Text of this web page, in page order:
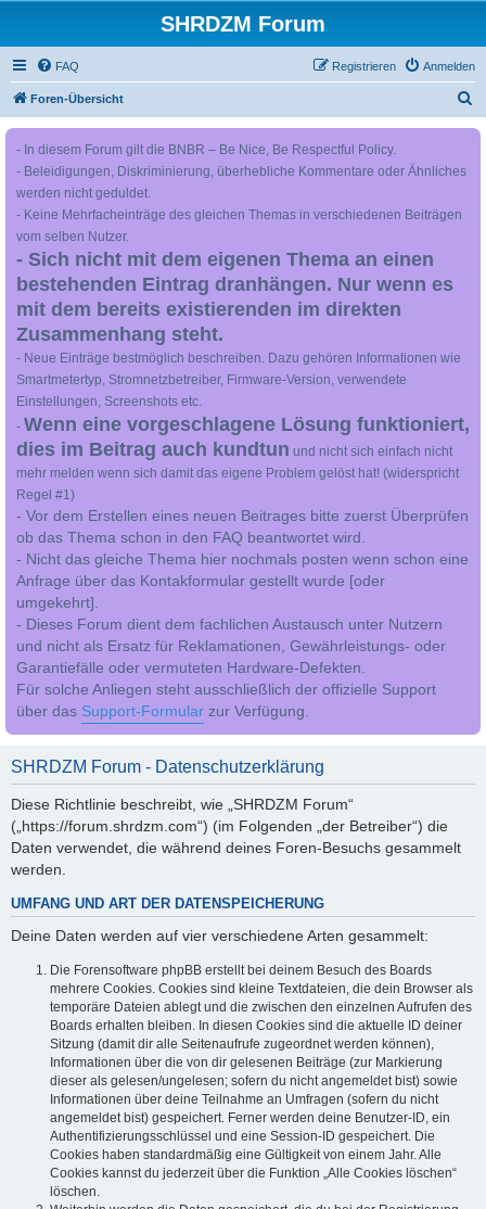
SHRDZM Forum
FAQ Anmelden
Registrieren
Foren-Übersicht
- In diesem Forum gilt die BNBR – Be Nice, Be Respectful Policy.
- Beleidigungen, Diskriminierung, überhebliche Kommentare oder Ähnliches
werden nicht geduldet.
- Keine Mehrfacheinträge des gleichen Themas in verschiedenen Beiträgen
vom selben Nutzer.
- Sich nicht mit dem eigenen Thema an einen
bestehenden Eintrag dranhängen. Nur wenn es
mit dem bereits existierenden im direkten
Zusammenhang steht.
- Neue Einträge bestmöglich beschreiben. Dazu gehören Informationen wie
Smartmetertyp, Stromnetzbetreiber, Firmware-Version, verwendete
Einstellungen, Screenshots etc.
- Wenn eine vorgeschlagene Lösung funktioniert,
dies im Beitrag auch kundtun und nicht sich einfach nicht
mehr melden wenn sich damit das eigene Problem gelöst hat! (widerspricht
Regel #1)
- Vor dem Erstellen eines neuen Beitrages bitte zuerst Überprüfen
ob das Thema schon in den FAQ beantwortet wird.
- Nicht das gleiche Thema hier nochmals posten wenn schon eine
Anfrage über das Kontakformular gestellt wurde [oder
umgekehrt].
- Dieses Forum dient dem fachlichen Austausch unter Nutzern
und nicht als Ersatz für Reklamationen, Gewährleistungs- oder
Garantiefälle oder vermuteten Hardware-Defekten.
Für solche Anliegen steht ausschließlich der offizielle Support
über das Support-Formular zur Verfügung.
SHRDZM Forum - Datenschutzerklärung
Diese Richtlinie beschreibt, wie „SHRDZM Forum“
(„https://forum.shrdzm.com“) (im Folgenden „der Betreiber“) die
Daten verwendet, die während deines Foren-Besuchs gesammelt
werden.
UMFANG UND ART DER DATENSPEICHERUNG
Deine Daten werden auf vier verschiedene Arten gesammelt:
Die Forensoftware phpBB erstellt bei deinem Besuch des Boards
mehrere Cookies. Cookies sind kleine Textdateien, die dein Browser als
temporäre Dateien ablegt und die zwischen den einzelnen Aufrufen des
Boards erhalten bleiben. In diesen Cookies sind die aktuelle ID deiner
Sitzung (damit dir alle Seitenaufrufe zugeordnet werden können),
Informationen über die von dir gelesenen Beiträge (zur Markierung
dieser als gelesen/ungelesen; sofern du nicht angemeldet bist) sowie
Informationen über deine Teilnahme an Umfragen (sofern du nicht
angemeldet bist) gespeichert. Ferner werden deine Benutzer-ID, ein
Authentifizierungsschlüssel und eine Session-ID gespeichert. Die
Cookies haben standardmäßig eine Gültigkeit von einem Jahr. Alle
Cookies kannst du jederzeit über die Funktion „Alle Cookies löschen“
löschen.